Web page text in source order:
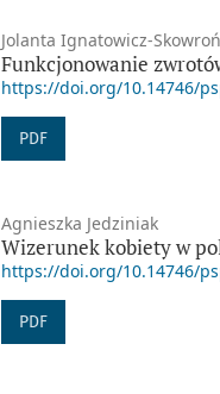
Jolanta Ignatowicz-
Funkcjonowanie
https://doi.org/10.14746/
PDF
Agnieszka Jedziniak
Wizerunek kobiety w
https://doi.org/10.14746/
PDF